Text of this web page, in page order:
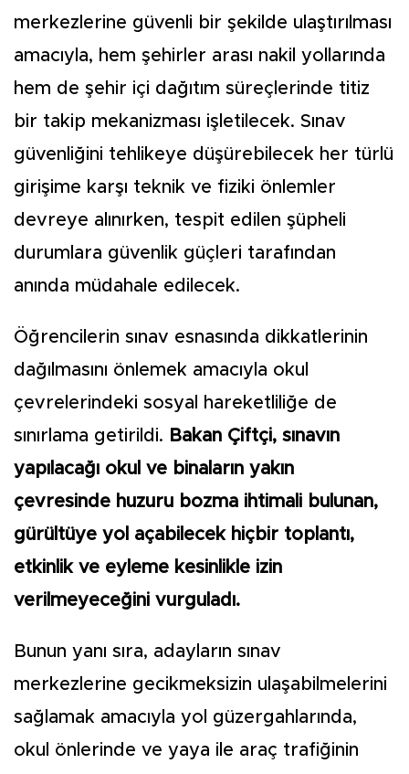
merkezlerine güvenli bir şekilde ulaştırılması
amacıyla, hem şehirler arası nakil yollarında
hem de şehir içi dağıtım süreçlerinde titiz
bir takip mekanizması işletilecek. Sınav
güvenliğini tehlikeye düşürebilecek her türlü
girişime karşı teknik ve fiziki önlemler
devreye alınırken, tespit edilen şüpheli
durumlara güvenlik güçleri tarafından
anında müdahale edilecek.
Öğrencilerin sınav esnasında dikkatlerinin
dağılmasını önlemek amacıyla okul
çevrelerindeki sosyal hareketliliğe de
sınırlama getirildi. Bakan Çiftçi, sınavın
yapılacağı okul ve binaların yakın
çevresinde huzuru bozma ihtimali bulunan,
gürültüye yol açabilecek hiçbir toplantı,
etkinlik ve eyleme kesinlikle izin
verilmeyeceğini vurguladı.
Bunun yanı sıra, adayların sınav
merkezlerine gecikmeksizin ulaşabilmelerini
sağlamak amacıyla yol güzergahlarında,
okul önlerinde ve yaya ile araç trafiğinin